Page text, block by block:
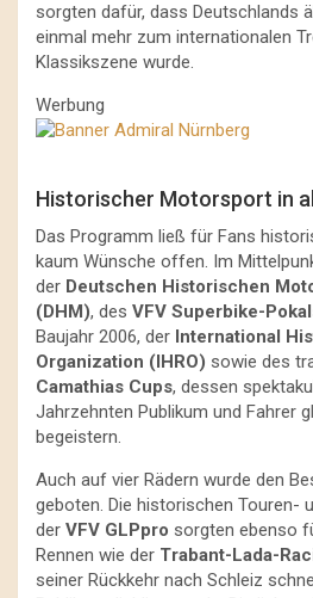
sorgten dafür, dass Deutschlands
einmal mehr zum internationalen
Klassikszene wurde.
Werbung
Historischer Motorsport in
Das Programm ließ für Fans
kaum Wünsche offen. Im
der Deutschen Historischen
(DHM), des VFV Superbike-
Baujahr 2006, der International
Organization (IHRO) sowie des
Camathias Cups, dessen
Jahrzehnten Publikum und Fahrer
begeistern.
Auch auf vier Rädern wurde den
geboten. Die historischen Touren-
der VFV GLPpro sorgten ebenso
Rennen wie der Trabant-Lada-
seiner Rückkehr nach Schleiz